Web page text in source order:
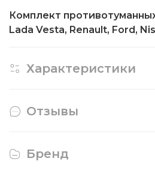
Комплект
Lada Vesta, Renault, Ford,
Характеристики
Отзывы
Бренд